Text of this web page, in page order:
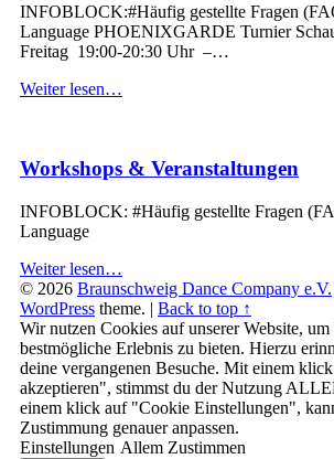
INFOBLOCK:#Häufig gestellte Fragen
Language PHOENIXGARDE Turnier
Freitag 19:00-20:30 Uhr –…
Weiter lesen…
Workshops & Veranstaltungen
INFOBLOCK: #Häufig gestellte Fragen
Language
Weiter lesen
&
Veranstaltungen”
…
© 2026 Braunschweig Dance Company e.V.
WordPress theme. | Back to top ↑
Wir nutzen Cookies auf unserer Website,
bestmögliche Erlebnis zu bieten. Hierzu
deine vergangenen Besuche. Mit einem
akzeptieren", stimmst du der Nutzung
einem klick auf "Cookie Einstellungen",
Zustimmung genauer anpassen.
Einstellungen Allem Zustimmen